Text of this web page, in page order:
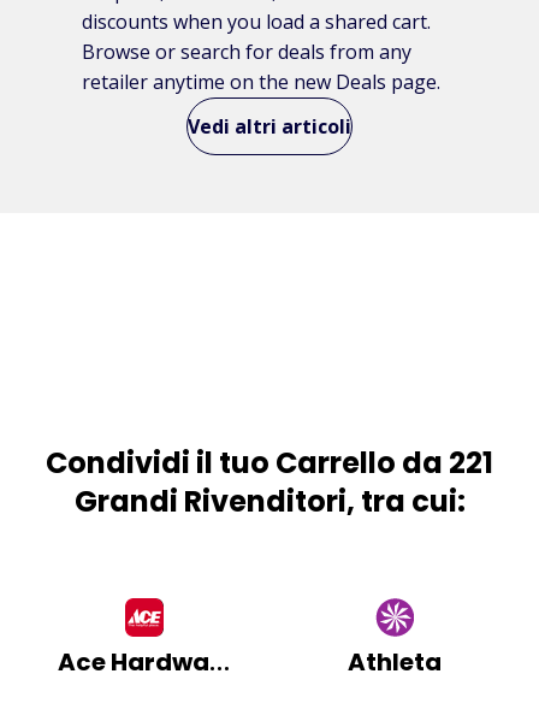
discounts when you load a shared cart.
Browse or search for deals from any
retailer anytime on the new Deals page.
Vedi altri articoli
Condividi il tuo Carrello da 221
Grandi Rivenditori, tra cui:
Ace Hardware Athleta